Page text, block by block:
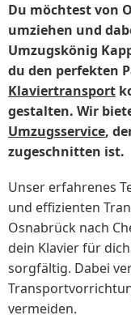
Du möchtest von
umziehen und
Umzugskönig
du den perfekten
Klaviertransport
gestalten. Wir
Umzugsservice,
zugeschnitten ist.
Unser erfahrenes
und effizienten
Osnabrück nach
dein Klavier für
sorgfältig. Dabei
vermeiden.